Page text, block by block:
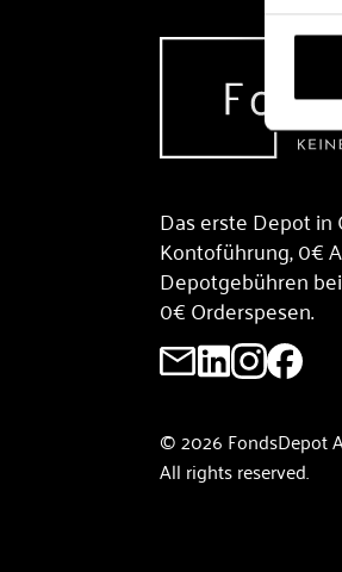
Das erste Depot
Kontoführung, 0€
Depotgebühren
0€ Orderspesen.
© 2026 FondsDepot
All rights reserved.